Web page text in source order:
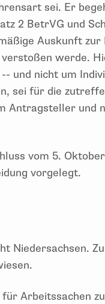
sei. Er
2 BetrVG und
Auskunft zur
werde.
und nicht um
sei für die
Antragsteller und
vom 5.
vorgelegt.
Niedersachsen.
Arbeitssachen